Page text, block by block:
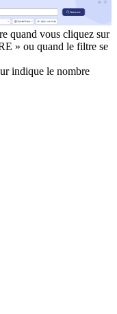
quand vous cliquez sur
» ou quand le filtre se
indique le nombre